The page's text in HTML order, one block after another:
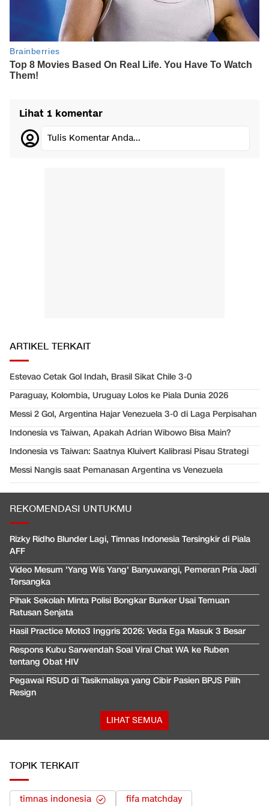
Lihat 1 komentar
Tulis Komentar Anda...
ARTIKEL TERKAIT
Estevao Cetak Gol Indah, Brasil Sikat Chile 3-0
Paraguay, Kolombia, Uruguay Lolos ke Piala Dunia 2026
Messi 2 Gol, Argentina Hajar Venezuela 3-0 di Laga Perpisahan
Indonesia vs Taiwan, Apakah Adrian Wibowo Bisa Main?
Indonesia vs Taiwan: Saatnya Kluivert Kalibrasi Pisau Strategi
Messi Nangis saat Pemanasan Argentina vs Venezuela
REKOMENDASI UNTUKMU
Rizky Ridho Blunder Lagi, Timnas Indonesia Tersingkir di Piala
AFF
Video Mesum 'Yang Wis Yang' Banyuwangi, Pemeran Pria Jadi
Tersangka
Pihak Sekolah Minta Polisi Bongkar Bunker Usai Temuan
Ratusan Senjata
Hasil Practice Moto3 Inggris 2026: Veda Ega Masuk 3 Besar
Respons Kubu Sarwendah Soal Viral Chat WA ke Ruben
tentang Obat HIV
Pegawai RSUD di Tasikmalaya yang Cibir Pasien BPJS Pilih
Resign
LIHAT SEMUA
TOPIK TERKAIT
timnas indonesia
fifa matchday